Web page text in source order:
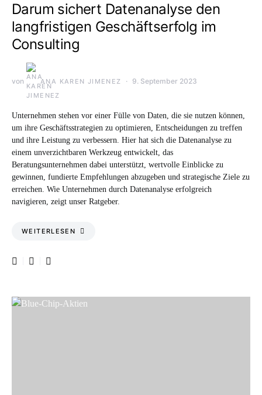
Darum sichert Datenanalyse den
langfristigen Geschäftserfolg im
Consulting
von ANA KAREN JIMENEZ 9. September 2023
Unternehmen stehen vor einer Fülle von Daten, die sie nutzen können,
um ihre Geschäftsstrategien zu optimieren, Entscheidungen zu treffen
und ihre Leistung zu verbessern. Hier hat sich die Datenanalyse zu
einem unverzichtbaren Werkzeug entwickelt, das
Beratungsunternehmen dabei unterstützt, wertvolle Einblicke zu
gewinnen, fundierte Empfehlungen abzugeben und strategische Ziele zu
erreichen. Wie Unternehmen durch Datenanalyse erfolgreich
navigieren, zeigt unser Ratgeber.
WEITERLESEN